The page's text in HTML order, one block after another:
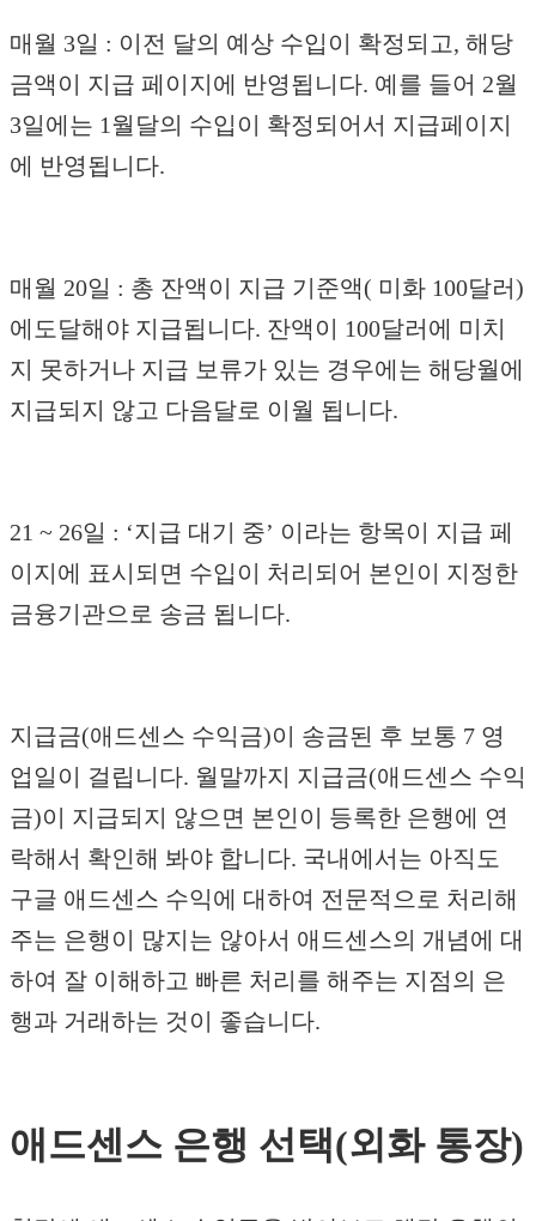
매월 3일 : 이전 달의 예상 수입이 확정되고, 해당
금액이 지급 페이지에 반영됩니다. 예를 들어 2월
3일에는 1월달의 수입이 확정되어서 지급페이지
에 반영됩니다.
매월 20일 : 총 잔액이 지급 기준액( 미화 100달러)
에도달해야 지급됩니다. 잔액이 100달러에 미치
지 못하거나 지급 보류가 있는 경우에는 해당월에
지급되지 않고 다음달로 이월 됩니다.
21 ~ 26일 : ‘지급 대기 중’ 이라는 항목이 지급 페
이지에 표시되면 수입이 처리되어 본인이 지정한
금융기관으로 송금 됩니다.
지급금(애드센스 수익금)이 송금된 후 보통 7 영
업일이 걸립니다. 월말까지 지급금(애드센스 수익
금)이 지급되지 않으면 본인이 등록한 은행에 연
락해서 확인해 봐야 합니다. 국내에서는 아직도
구글 애드센스 수익에 대하여 전문적으로 처리해
주는 은행이 많지는 않아서 애드센스의 개념에 대
하여 잘 이해하고 빠른 처리를 해주는 지점의 은
행과 거래하는 것이 좋습니다.
애드센스 은행 선택(외화 통장)